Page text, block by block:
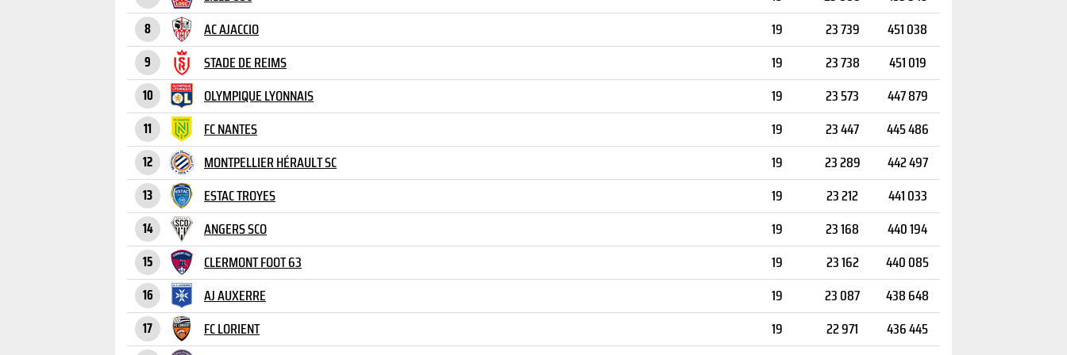
8 AC AJACCIO 19 23 739 451 038
9 STADE DE REIMS 19 23 738 451 019
10 OLYMPIQUE LYONNAIS 19 23 573 447 879
11 FC NANTES 19 23 447 445 486
12 MONTPELLIER HÉRAULT SC 19 23 289 442 497
13 ESTAC TROYES 19 23 212 441 033
14 ANGERS SCO 19 23 168 440 194
15 CLERMONT FOOT 63 19 23 162 440 085
16 AJ AUXERRE 19 23 087 438 648
17 FC LORIENT 19 22 971 436 445